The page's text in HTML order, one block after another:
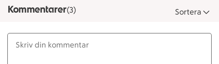
Kommentarer(3) Sortera